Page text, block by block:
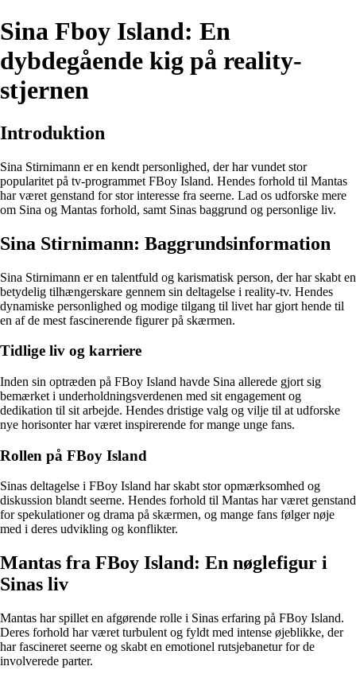
Sina Fboy Island: En
dybdegående kig på reality-
stjernen
Introduktion
Sina Stirnimann er en kendt personlighed, der har vundet stor
popularitet på tv-programmet FBoy Island. Hendes forhold til Mantas
har været genstand for stor interesse fra seerne. Lad os udforske mere
om Sina og Mantas forhold, samt Sinas baggrund og personlige liv.
Sina Stirnimann: Baggrundsinformation
Sina Stirnimann er en talentfuld og karismatisk person, der har skabt en
betydelig tilhængerskare gennem sin deltagelse i reality-tv. Hendes
dynamiske personlighed og modige tilgang til livet har gjort hende til
en af de mest fascinerende figurer på skærmen.
Tidlige liv og karriere
Inden sin optræden på FBoy Island havde Sina allerede gjort sig
bemærket i underholdningsverdenen med sit engagement og
dedikation til sit arbejde. Hendes dristige valg og vilje til at udforske
nye horisonter har været inspirerende for mange unge fans.
Rollen på FBoy Island
Sinas deltagelse i FBoy Island har skabt stor opmærksomhed og
diskussion blandt seerne. Hendes forhold til Mantas har været genstand
for spekulationer og drama på skærmen, og mange fans følger nøje
med i deres udvikling og konflikter.
Mantas fra FBoy Island: En nøglefigur i
Sinas liv
Mantas har spillet en afgørende rolle i Sinas erfaring på FBoy Island.
Deres forhold har været turbulent og fyldt med intense øjeblikke, der
har fascineret seerne og skabt en emotionel rutsjebanetur for de
involverede parter.